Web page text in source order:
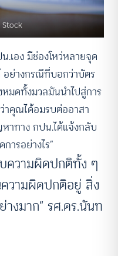
Stock
.เอง มีช่องโหว่หลายจุด
อย่างกรณีที่บอกว่าบัตร
หมดทั้งมวลมันนำไปสู่การ
าคุณได้อมรบต่ออาสา
าทาง กปน.ได้แจ้งกลับ
ารอย่างไร”
ความผิดปกติทั้ง ๆ
วามผิดปกติอยู่ สิ่ง
งมาก” รศ.ดร.นันท